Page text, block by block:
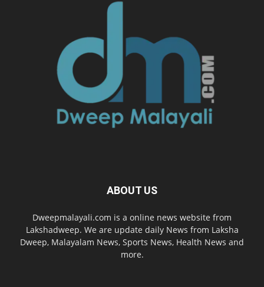
ABOUT US
Dweepmalayali.com is a online news website from
Lakshadweep. We are update daily News from Laksha
Dweep, Malayalam News, Sports News, Health News and
more.